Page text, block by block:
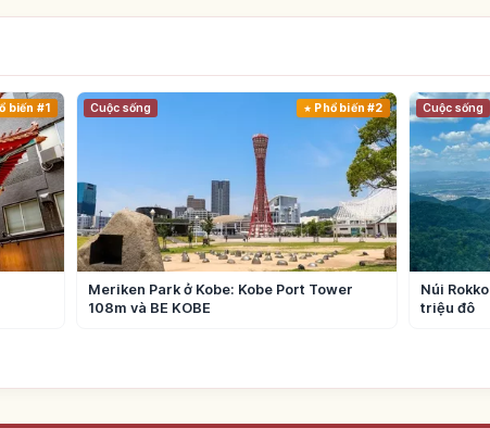
biến #1 Cuộc sống Phổ biến #2
Meriken Park ở Kobe: Kobe Port Tower
108m và BE KOBE
Cuộc sống
Núi
triệu đô